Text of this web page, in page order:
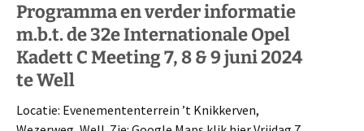
Programma en verder informatie
m.b.t. de 32e Internationale Opel
Kadett C Meeting 7, 8 & 9 juni 2024
te Well
Locatie: Evenemententerrein ’t Knikkerven,